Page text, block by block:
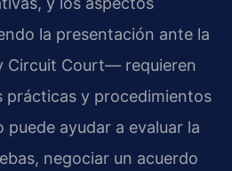
la presentación ante la
Circuit Court— requieren
prácticas y procedimientos
puede ayudar a evaluar la
negociar un acuerdo